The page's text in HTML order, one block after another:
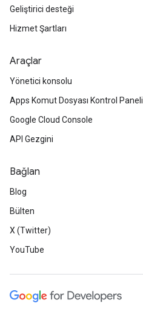
Geliştirici desteği
Hizmet Şartları
Araçlar
Yönetici konsolu
Apps Komut Dosyası Kontrol Paneli
Google Cloud Console
API Gezgini
Bağlan
Blog
Bülten
X (Twitter)
YouTube